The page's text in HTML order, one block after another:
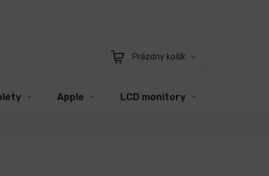
Nákupný
Prázdny košík
Apple LCD monitory